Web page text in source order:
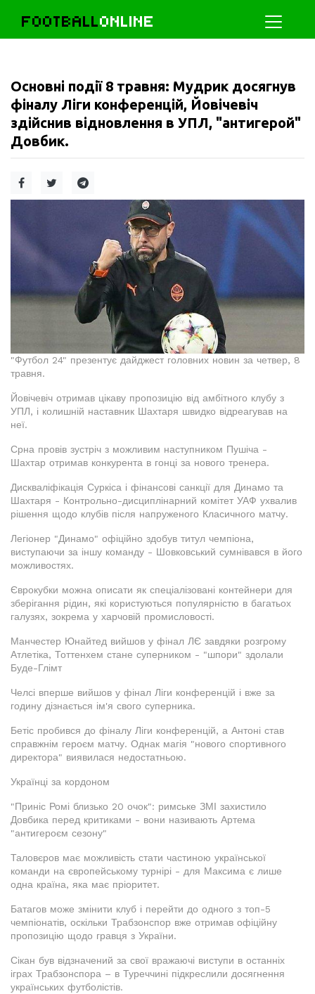
FOOTBALLONLINE
Основні події 8 травня: Мудрик досягнув
фіналу Ліги конференцій, Йовічевіч
здійснив відновлення в УПЛ, "антигерой"
Довбик.
"Футбол 24" презентує дайджест головних новин за четвер, 8
травня.
Йовічевіч отримав цікаву пропозицію від амбітного клубу з
УПЛ, і колишній наставник Шахтаря швидко відреагував на
неї.
Срна провів зустріч з можливим наступником Пушіча -
Шахтар отримав конкурента в гонці за нового тренера.
Дискваліфікація Суркіса і фінансові санкції для Динамо та
Шахтаря - Контрольно-дисциплінарний комітет УАФ ухвалив
рішення щодо клубів після напруженого Класичного матчу.
Легіонер "Динамо" офіційно здобув титул чемпіона,
виступаючи за іншу команду - Шовковський сумнівався в його
можливостях.
Єврокубки можна описати як спеціалізовані контейнери для
зберігання рідин, які користуються популярністю в багатьох
галузях, зокрема у харчовій промисловості.
Манчестер Юнайтед вийшов у фінал ЛЄ завдяки розгрому
Атлетіка, Тоттенхем стане суперником - "шпори" здолали
Буде-Глімт
Челсі вперше вийшов у фінал Ліги конференцій і вже за
годину дізнається ім'я свого суперника.
Бетіс пробився до фіналу Ліги конференцій, а Антоні став
справжнім героєм матчу. Однак магія "нового спортивного
директора" виявилася недостатньою.
Українці за кордоном
"Приніс Ромі близько 20 очок": римське ЗМІ захистило
Довбика перед критиками - вони називають Артема
"антигероєм сезону"
Таловєров має можливість стати частиною української
команди на європейському турнірі - для Максима є лише
одна країна, яка має пріоритет.
Батагов може змінити клуб і перейти до одного з топ-5
чемпіонатів, оскільки Трабзонспор вже отримав офіційну
пропозицію щодо гравця з України.
Сікан був відзначений за свої вражаючі виступи в останніх
іграх Трабзонспора – в Туреччині підкреслили досягнення
українських футболістів.